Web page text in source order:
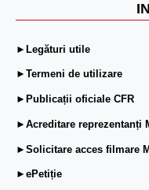
►Legături utile
►Termeni de utilizare
►Publicații oficiale CFR
►Acreditare reprezentanți
►Solicitare acces filmare
►ePetiție